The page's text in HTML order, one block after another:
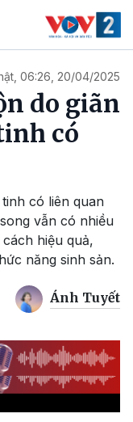
06:26, 20/04/2025
do giãn
có
có liên quan
vẫn có nhiều
hiệu quả,
năng sinh sản.
Ánh Tuyết